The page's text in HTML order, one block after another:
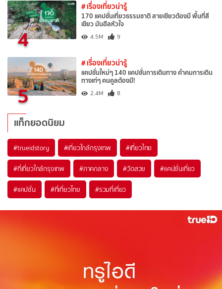
4
# เรื่องเที่ยวน่ารู้
170 แคปชั่นเที่ยวธรรมชาติ สายเขียวต้องมี พื้นที่สี
เขียว มันฮีลหัวใจ
4.5M 9
5
# เรื่องเที่ยวน่ารู้
แคปชั่นใหม่ๆ 140 แคปชั่นการเดินทาง คำคมการเดิน
ทางเท่ๆ คนคูลต้องมี!
2.4M 8
แท็กยอดนิยม
#trueidstory #เที่ยวใกล้กรุงเทพ #เที่ยวไทย
#ที่เที่ยวใกล้กรุงเทพ #ภาคกลาง #วัดสวย #แคปชั่นเที่ยว
#แคปชั่น #ที่เที่ยวไทย #รวมที่เที่ยว